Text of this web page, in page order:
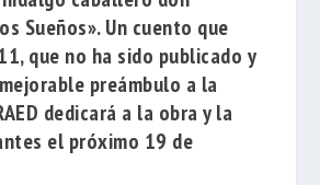
Sueños». Un cuento que
que no ha sido publicado y
preámbulo a la
dedicará a la obra y la
el próximo 19 de